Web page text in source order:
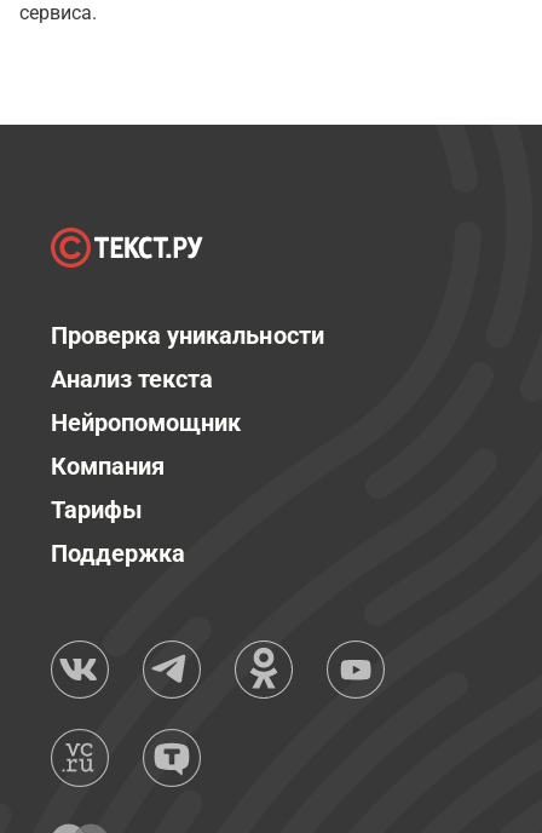
сервиса.
Проверка уникальности
Анализ текста
Нейропомощник
Компания
Тарифы
Поддержка